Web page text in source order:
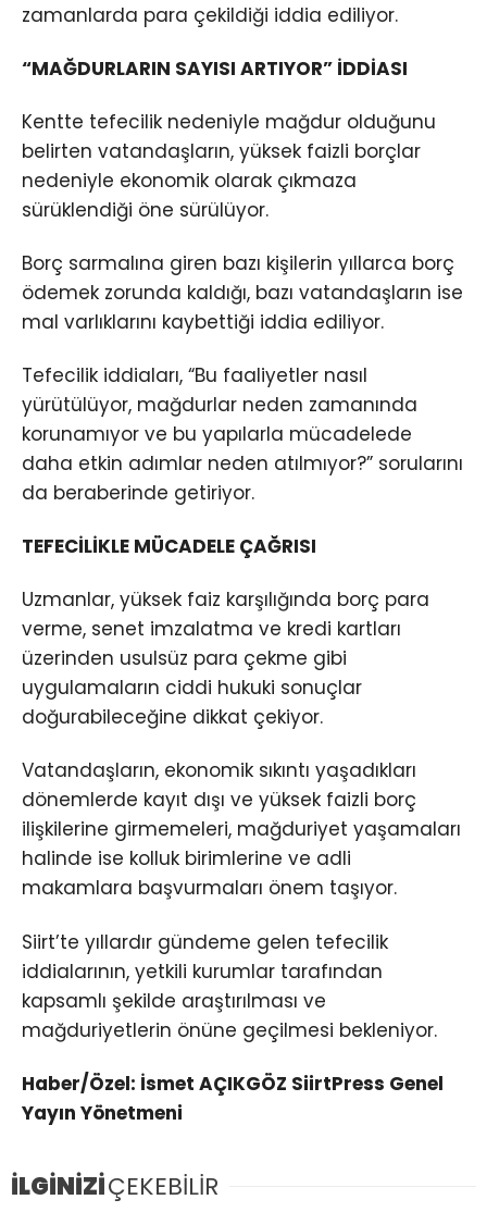
zamanlarda para çekildiği iddia ediliyor.
“MAĞDURLARIN SAYISI ARTIYOR” İDDİASI
Kentte tefecilik nedeniyle mağdur olduğunu
belirten vatandaşların, yüksek faizli borçlar
nedeniyle ekonomik olarak çıkmaza
sürüklendiği öne sürülüyor.
Borç sarmalına giren bazı kişilerin yıllarca borç
ödemek zorunda kaldığı, bazı vatandaşların ise
mal varlıklarını kaybettiği iddia ediliyor.
Tefecilik iddiaları, “Bu faaliyetler nasıl
yürütülüyor, mağdurlar neden zamanında
korunamıyor ve bu yapılarla mücadelede
daha etkin adımlar neden atılmıyor?” sorularını
da beraberinde getiriyor.
TEFECİLİKLE MÜCADELE ÇAĞRISI
Uzmanlar, yüksek faiz karşılığında borç para
verme, senet imzalatma ve kredi kartları
üzerinden usulsüz para çekme gibi
uygulamaların ciddi hukuki sonuçlar
doğurabileceğine dikkat çekiyor.
Vatandaşların, ekonomik sıkıntı yaşadıkları
dönemlerde kayıt dışı ve yüksek faizli borç
ilişkilerine girmemeleri, mağduriyet yaşamaları
halinde ise kolluk birimlerine ve adli
makamlara başvurmaları önem taşıyor.
Siirt’te yıllardır gündeme gelen tefecilik
iddialarının, yetkili kurumlar tarafından
kapsamlı şekilde araştırılması ve
mağduriyetlerin önüne geçilmesi bekleniyor.
Haber/Özel: İsmet AÇIKGÖZ SiirtPress Genel
Yayın Yönetmeni
İLGİNİZİÇEKEBİLİR